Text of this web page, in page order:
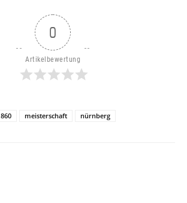
0
Artikelbewertung
meisterschaft nürnberg